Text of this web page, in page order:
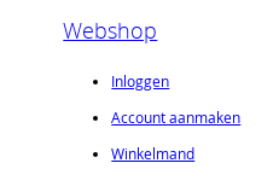
Webshop
Inloggen
Account aanmaken
Winkelmand